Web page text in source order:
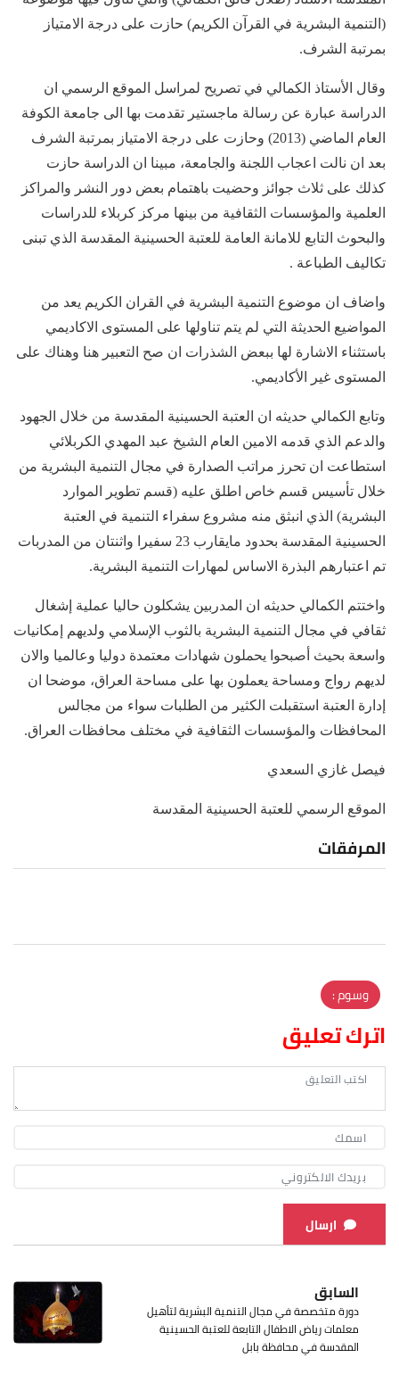
(التنمية البشرية في القرآن الكريم) حازت على درجة الامتياز
بمرتبة الشرف.
وقال الأستاذ الكمالي في تصريح لمراسل الموقع الرسمي ان
الدراسة عبارة عن رسالة ماجستير تقدمت بها الى جامعة الكوفة
العام الماضي (2013) وحازت على درجة الامتياز بمرتبة الشرف
بعد ان نالت اعجاب اللجنة والجامعة، مبينا ان الدراسة حازت
كذلك على ثلاث جوائز وحضيت باهتمام بعض دور النشر والمراكز
العلمية والمؤسسات الثقافية من بينها مركز كربلاء للدراسات
والبحوث التابع للامانة العامة للعتبة الحسينية المقدسة الذي تبنى
تكاليف الطباعة .
واضاف ان موضوع التنمية البشرية في القران الكريم يعد من
المواضيع الحديثة التي لم يتم تناولها على المستوى الاكاديمي
باستثناء الاشارة لها ببعض الشذرات ان صح التعبير هنا وهناك على
المستوى غير الأكاديمي.
وتابع الكمالي حديثه ان العتبة الحسينية المقدسة من خلال الجهود
والدعم الذي قدمه الامين العام الشيخ عبد المهدي الكربلائي
استطاعت ان تحرز مراتب الصدارة في مجال التنمية البشرية من
خلال تأسيس قسم خاص اطلق عليه (قسم تطوير الموارد
البشرية) الذي انبثق منه مشروع سفراء التنمية في العتبة
الحسينية المقدسة بحدود مايقارب 23 سفيرا واثنتان من المدربات
تم اعتبارهم البذرة الاساس لمهارات التنمية البشرية.
واختتم الكمالي حديثه ان المدربين يشكلون حاليا عملية إشغال
ثقافي في مجال التنمية البشرية بالثوب الإسلامي ولديهم إمكانيات
واسعة بحيث أصبحوا يحملون شهادات معتمدة دوليا وعالميا والان
لديهم رواج ومساحة يعملون بها على مساحة العراق، موضحا ان
إدارة العتبة استقبلت الكثير من الطلبات سواء من مجالس
المحافظات والمؤسسات الثقافية في مختلف محافظات العراق.
فيصل غازي السعدي
الموقع الرسمي للعتبة الحسينية المقدسة
المرفقات
وسوم :
اترك تعليق
ارسال
السابق
دورة متخصصة في مجال التنمية البشرية لتأهيل
معلمات رياض الاطفال التابعة للعتبة الحسينية
المقدسة في محافظة بابل